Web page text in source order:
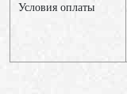
Условия оплаты